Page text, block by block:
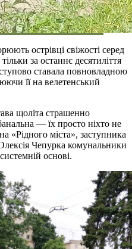
острівці свіжості серед
за останнє десятиліття
ставала повновладною
її на велетенський
щоліта страшенно
— їх просто ніхто не
«Рідного міста», заступника
Чепурка комунальники
основі.